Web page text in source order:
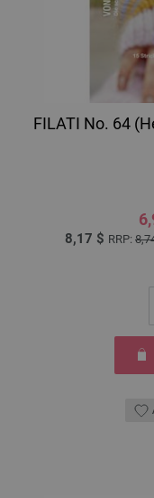
FILATI No. 64
8,17 $ RRP: